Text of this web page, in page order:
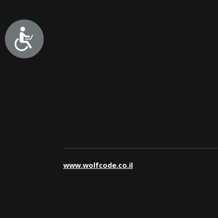
www.wolfcode.co.il